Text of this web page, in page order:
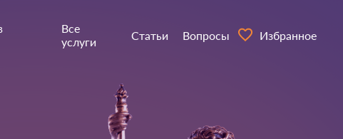
Все
услуги
Статьи Вопросы Избранное